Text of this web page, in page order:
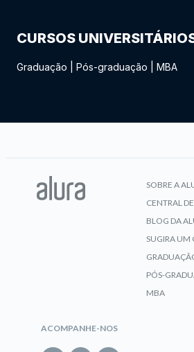
CURSOS
Graduação Pós-graduação MBA
SOBRE A
CENTRAL
BLOG DA
SUGIRA UM
PÓS-
MBA
ACOMPANHE-NOS